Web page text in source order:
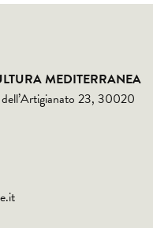
MEDITERRANEA
23, 30020